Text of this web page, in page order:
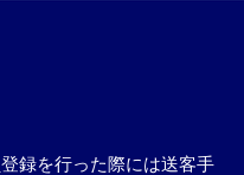
録を行った際には送客手